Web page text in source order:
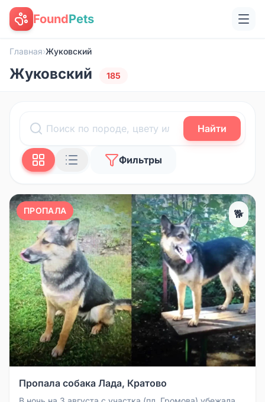
FoundPets
Главная›Жуковский
Жуковский 185
Найти
Фильтры
ПРОПАЛА 🐕
Пропала собака Лада, Кратово